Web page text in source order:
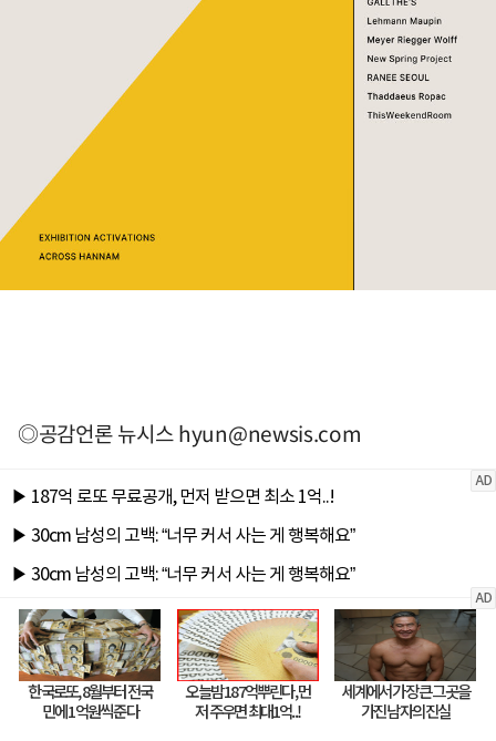
◎공감언론 뉴시스hyun@newsis.com